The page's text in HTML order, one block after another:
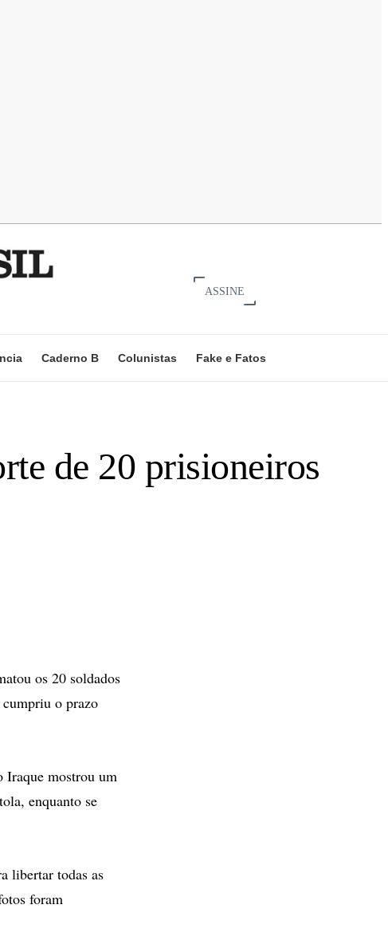
ASSINE
Caderno B Colunistas Fake e Fatos
de 20 prisioneiros
os 20 soldados
o prazo
Iraque mostrou um
enquanto se
libertar todas as
foram